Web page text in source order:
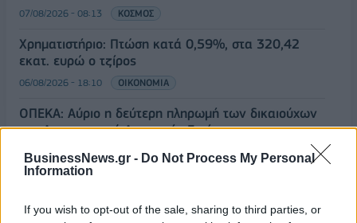
BusinessNews.gr - Do Not Process My Personal
Information
If you wish to opt-out of the sale, sharing to third parties, or
07/08/2026 - 08:13 ΚΟΣΜΟΣ
Χρηματιστήριο: Πτώση κατά 0,59%, στα 320,42
εκατ. ευρώ ο τζίρος
06/08/2026 - 18:10 ΟΙΚΟΝΟΜΙΑ
ΟΠΕΚΑ: Αύριο η δεύτερη πληρωμή των δικαιούχων
του Λογαριασμού Αγροτικής Εστίας
06/08/2026 - 17:40 ΟΙΚΟΝΟΜΙΑ
βιομηχανίας